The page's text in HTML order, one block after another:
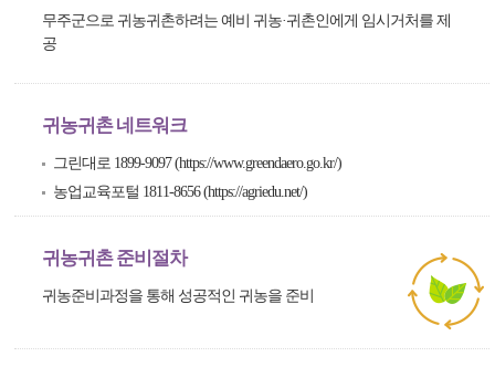
무주군으로 귀농귀촌하려는 예비 귀농·귀촌인에게 임시거처를 제
공
귀농귀촌 네트워크
그린대로 1899-9097(https://www.greendaero.go.kr/)
농업교육포털 1811-8656(https://agriedu.net/)
귀농귀촌 준비절차
귀농준비과정을 통해 성공적인 귀농을 준비